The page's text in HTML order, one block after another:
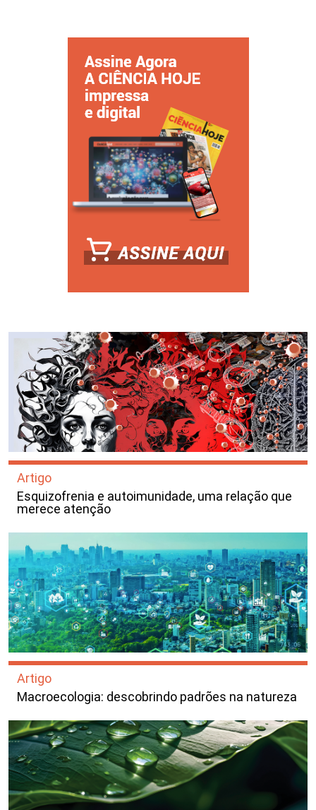
Artigo
Esquizofrenia e autoimunidade, uma relação que
merece atenção
Artigo
Macroecologia: descobrindo padrões na natureza